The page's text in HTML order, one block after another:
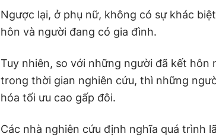
Ngược lại, ở phụ nữ, không có sự khác
hôn và người đang có gia đình.
Tuy nhiên, so với những người đã kết hôn
trong thời gian nghiên cứu, thì những
hóa tối ưu cao gấp đôi.
Các nhà nghiên cứu định nghĩa quá trình